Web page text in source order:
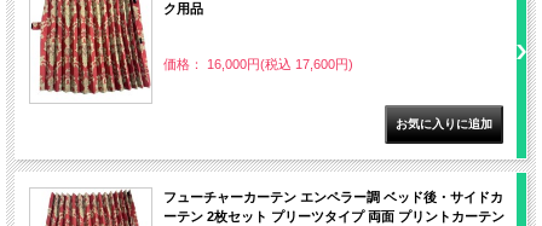
ク用品
価格： 16,000円(税込 17,600円)
フューチャーカーテン エンペラー調 ベッド後・サイドカ
ーテン 2枚セット プリーツタイプ 両面 プリントカーテン